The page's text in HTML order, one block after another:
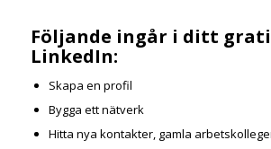
Följande ingår i ditt
LinkedIn:
Skapa en profil
Bygga ett nätverk
Hitta nya kontakter, gamla